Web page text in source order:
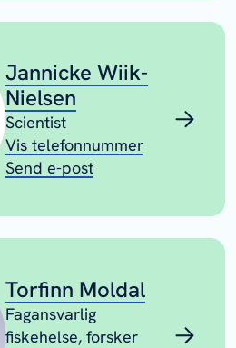
Jannicke Wiik-
Nielsen
Scientist
Vis telefonnummer
Send e-post
Torfinn Moldal
Fagansvarlig
fiskehelse, forsker